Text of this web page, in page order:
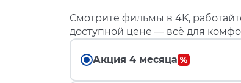
Смотрите фильмы в 4K,
доступной цене — всё для
Акция 4 месяца